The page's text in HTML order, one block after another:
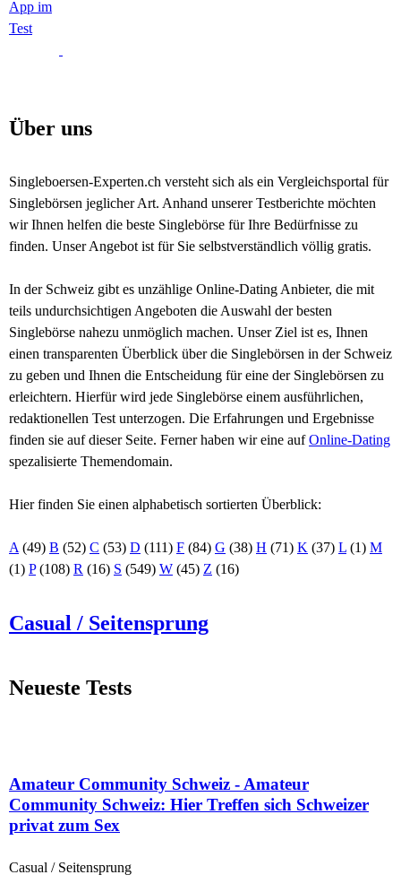
App im
Test
Über uns
Singleboersen-Experten.ch versteht sich als ein Vergleichsportal für
Singlebörsen jeglicher Art. Anhand unserer Testberichte möchten
wir Ihnen helfen die beste Singlebörse für Ihre Bedürfnisse zu
finden. Unser Angebot ist für Sie selbstverständlich völlig gratis.
In der Schweiz gibt es unzählige Online-Dating Anbieter, die mit
teils undurchsichtigen Angeboten die Auswahl der besten
Singlebörse nahezu unmöglich machen. Unser Ziel ist es, Ihnen
einen transparenten Überblick über die Singlebörsen in der Schweiz
zu geben und Ihnen die Entscheidung für eine der Singlebörsen zu
erleichtern. Hierfür wird jede Singlebörse einem ausführlichen,
redaktionellen Test unterzogen. Die Erfahrungen und Ergebnisse
finden sie auf dieser Seite. Ferner haben wir eine aufOnline-Dating
spezalisierte Themendomain.
Hier finden Sie einen alphabetisch sortierten Überblick:
A (49) B (52) C (53) D (111) F (84) G (38) H (71) K (37) L (1) M
(1) P(108) R (16) S (549) W (45) Z (16)
Casual / Seitensprung
Neueste Tests
Amateur Community Schweiz - Amateur
Community Schweiz: Hier Treffen sich Schweizer
privat zum Sex
Casual / Seitensprung